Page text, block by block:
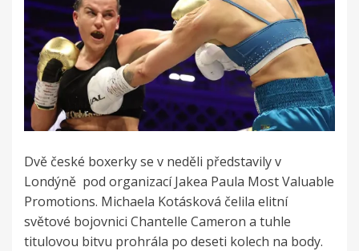
Dvě české boxerky se v neděli představily v
Londýně pod organizací Jakea Paula Most Valuable
Promotions. Michaela Kotásková čelila elitní
světové bojovnici Chantelle Cameron a tuhle
titulovou bitvu prohrála po deseti kolech na body.